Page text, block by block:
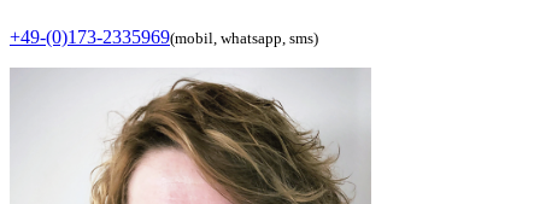
+49-(0)173-2335969(mobil, whatsapp, sms)